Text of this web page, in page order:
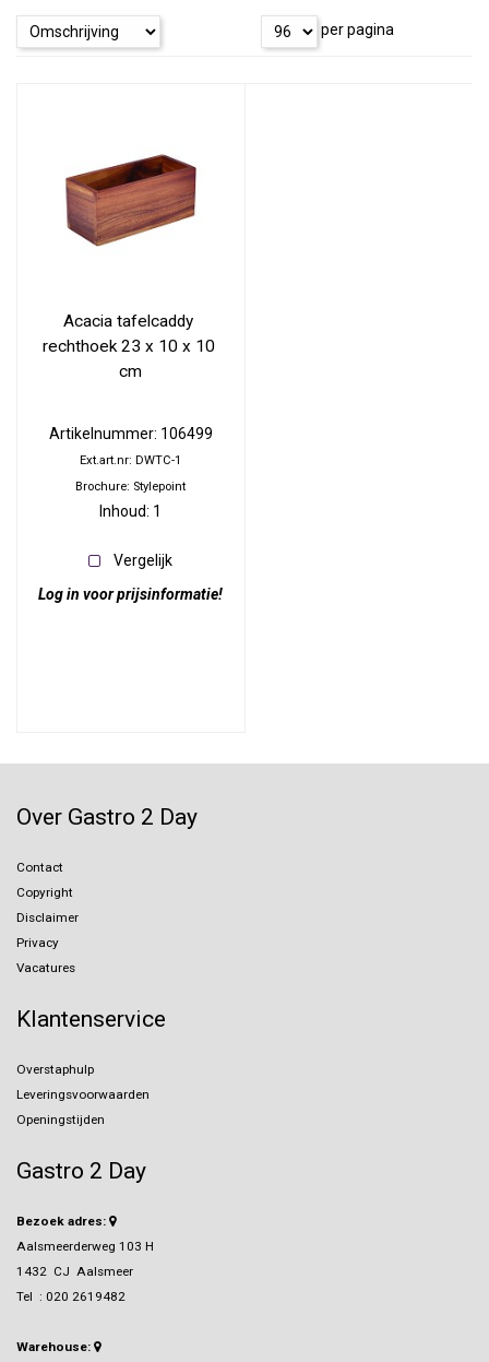
per pagina
Acacia tafelcaddy
rechthoek 23 x 10 x 10
cm
Artikelnummer: 106499
Ext.art.nr: DWTC-1
Brochure: Stylepoint
Inhoud: 1
Vergelijk
Log in voor prijsinformatie!
Over Gastro 2 Day
Contact
Copyright
Disclaimer
Privacy
Vacatures
Klantenservice
Overstaphulp
Leveringsvoorwaarden
Openingstijden
Gastro 2 Day
Bezoek adres:
Aalsmeerderweg 103 H
1432 CJ Aalsmeer
Tel : 020 2619482
Warehouse: